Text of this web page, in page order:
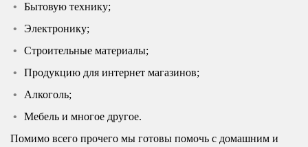
Бытовую технику;
Электронику;
Строительные материалы;
Продукцию для интернет магазинов;
Алкоголь;
Мебель и многое другое.
Помимо всего прочего мы готовы помочь с домашним и